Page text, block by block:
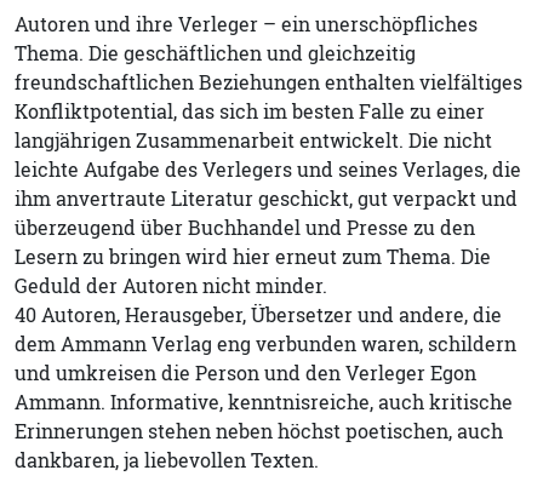
Autoren und ihre Verleger – ein unerschöpfliches
Thema. Die geschäftlichen und gleichzeitig
freundschaftlichen Beziehungen enthalten vielfältiges
Konfliktpotential, das sich im besten Falle zu einer
langjährigen Zusammenarbeit entwickelt. Die nicht
leichte Aufgabe des Verlegers und seines Verlages, die
ihm anvertraute Literatur geschickt, gut verpackt und
überzeugend über Buchhandel und Presse zu den
Lesern zu bringen wird hier erneut zum Thema. Die
Geduld der Autoren nicht minder.
40 Autoren, Herausgeber, Übersetzer und andere, die
dem Ammann Verlag eng verbunden waren, schildern
und umkreisen die Person und den Verleger Egon
Ammann. Informative, kenntnisreiche, auch kritische
Erinnerungen stehen neben höchst poetischen, auch
dankbaren, ja liebevollen Texten.